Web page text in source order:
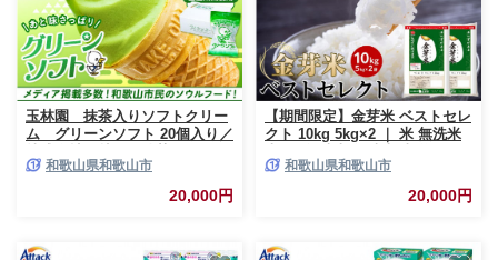
玉林園 抹茶入りソフトクリー
ム グリーンソフト 20個入り／
ソフトクリーム アイス スイー
ツ 冷凍 ソフトクリーム 抹茶ソ
和歌山県和歌山市
20,000円
【期間限定】金芽米 ベストセレ
クト 10kg 5kg×2 ｜ 米 無洗米
白米 お米 米 コメ 10kg 10キロ
10ｷﾛ 10きろ 米 無洗米 米 BG無
洗米 無洗米 和歌山県 和歌山市
和歌山県和歌山市
20,000円